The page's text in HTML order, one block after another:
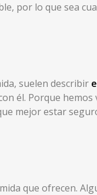
por lo que sea
suelen describir
él. Porque
mejor estar
que ofrecen.